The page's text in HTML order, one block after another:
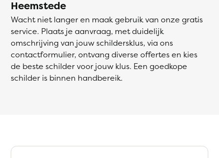
Heemstede
Wacht niet langer en maak gebruik van onze gratis
service. Plaats je aanvraag, met duidelijk
omschrijving van jouw schildersklus, via ons
contactformulier, ontvang diverse offertes en kies
de beste schilder voor jouw klus. Een goedkope
schilder is binnen handbereik.